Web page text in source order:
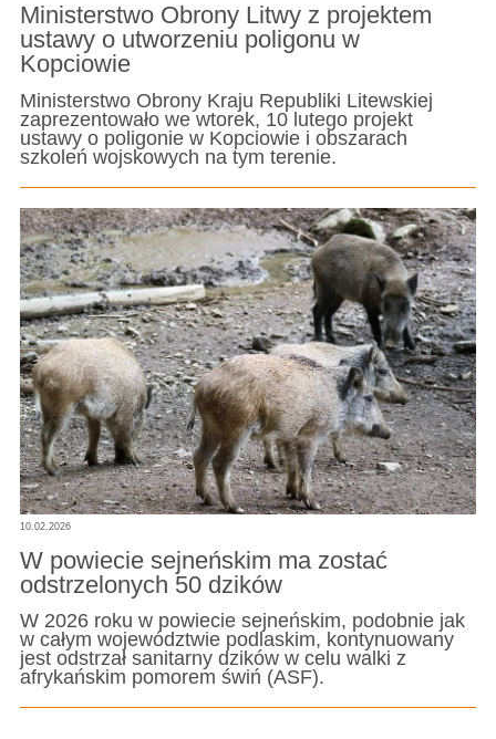
Ministerstwo Obrony Litwy z projektem
ustawy o utworzeniu poligonu w
Kopciowie
Ministerstwo Obrony Kraju Republiki Litewskiej
zaprezentowało we wtorek, 10 lutego projekt
ustawy o poligonie w Kopciowie i obszarach
szkoleń wojskowych na tym terenie.
10.02.2026
W powiecie sejneńskim ma zostać
odstrzelonych 50 dzików
W 2026 roku w powiecie sejneńskim, podobnie jak
w całym województwie podlaskim, kontynuowany
jest odstrzał sanitarny dzików w celu walki z
afrykańskim pomorem świń (ASF).